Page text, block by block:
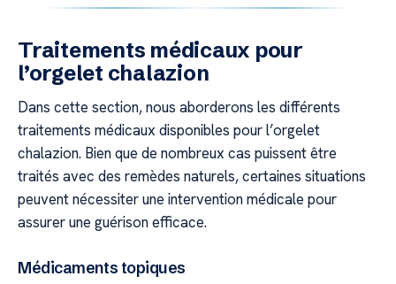
Traitements médicaux pour
l’orgelet chalazion
Dans cette section, nous aborderons les différents
traitements médicaux disponibles pour l’orgelet
chalazion. Bien que de nombreux cas puissent être
traités avec des remèdes naturels, certaines situations
peuvent nécessiter une intervention médicale pour
assurer une guérison efficace.
Médicaments topiques